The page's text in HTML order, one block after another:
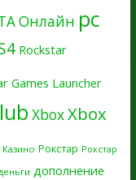
Онлайн pc
Rockstar
Games Launcher
XboxXbox
Казино Рокстар Рокстар
дополнение